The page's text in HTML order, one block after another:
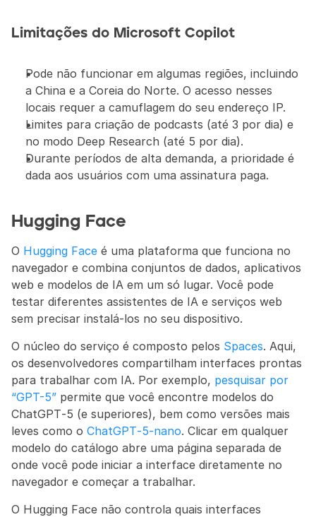
Limitações do Microsoft Copilot
Pode não funcionar em algumas regiões, incluindo
a China e a Coreia do Norte. O acesso nesses
locais requer a camuflagem do seu endereço IP.
Limites para criação de podcasts (até 3 por dia) e
no modo Deep Research (até 5 por dia).
Durante períodos de alta demanda, a prioridade é
dada aos usuários com uma assinatura paga.
Hugging Face
O Hugging Face é uma plataforma que funciona no
navegador e combina conjuntos de dados, aplicativos
web e modelos de IA em um só lugar. Você pode
testar diferentes assistentes de IA e serviços web
sem precisar instalá-los no seu dispositivo.
O núcleo do serviço é composto pelos Spaces. Aqui,
os desenvolvedores compartilham interfaces prontas
para trabalhar com IA. Por exemplo, pesquisar por
“GPT-5” permite que você encontre modelos do
ChatGPT‑5 (e superiores), bem como versões mais
leves como o ChatGPT‑5‑nano. Clicar em qualquer
modelo do catálogo abre uma página separada de
onde você pode iniciar a interface diretamente no
navegador e começar a trabalhar.
O Hugging Face não controla quais interfaces